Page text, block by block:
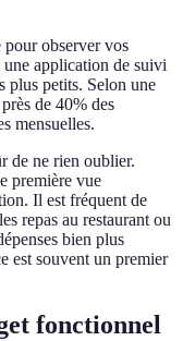
observer vos
application de suivi
plus petits. Selon une
de 40% des
mensuelles.
de ne rien oublier.
première vue
Il est fréquent de
repas au restaurant ou
bien plus
est souvent un premier
fonctionnel